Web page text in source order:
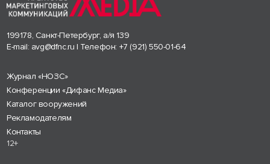
199178, Санкт-Петербург, а/я 139
E-mail: avg@dfnc.ru | Телефон: +7 (921) 550-01-64
Журнал «НОЗС»
Конференции «Дифанс Медиа»
Каталог вооружений
Рекламодателям
Контакты
12+